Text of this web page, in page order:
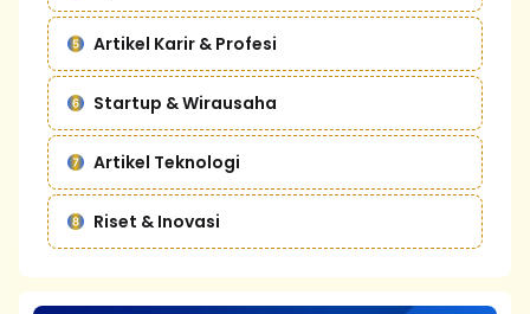
Artikel Karir & Profesi
Startup & Wirausaha
Artikel Teknologi
Riset & Inovasi